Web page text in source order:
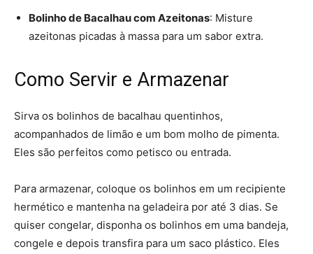
Bolinho de Bacalhau com Azeitonas: Misture
azeitonas picadas à massa para um sabor extra.
Como Servir e Armazenar
Sirva os bolinhos de bacalhau quentinhos,
acompanhados de limão e um bom molho de pimenta.
Eles são perfeitos como petisco ou entrada.
Para armazenar, coloque os bolinhos em um recipiente
hermético e mantenha na geladeira por até 3 dias. Se
quiser congelar, disponha os bolinhos em uma bandeja,
congele e depois transfira para um saco plástico. Eles